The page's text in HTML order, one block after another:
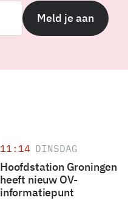
Meld je aan
11:14 DINSDAG
Hoofdstation Groningen
heeft nieuw OV-
informatiepunt